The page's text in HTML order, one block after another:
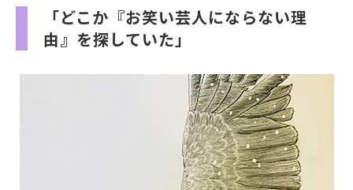
「どこか『お笑い芸人にならない理
由』を探していた」